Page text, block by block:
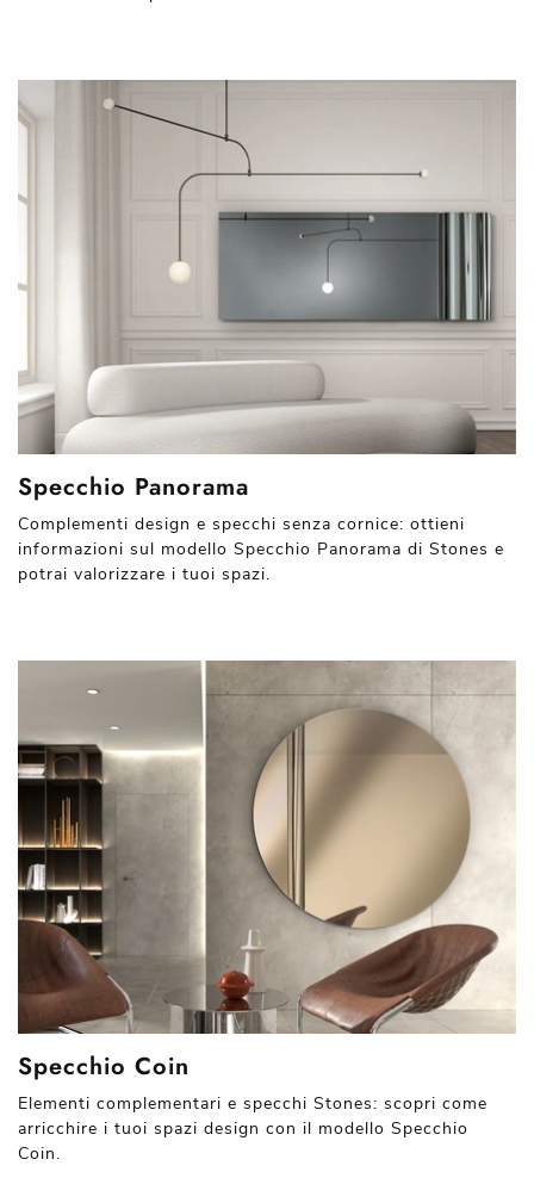
Specchio Panorama
Complementi design e specchi senza cornice: ottieni
informazioni sul modello Specchio Panorama di Stones e
potrai valorizzare i tuoi spazi.
Specchio Coin
Elementi complementari e specchi Stones: scopri come
arricchire i tuoi spazi design con il modello Specchio
Coin.